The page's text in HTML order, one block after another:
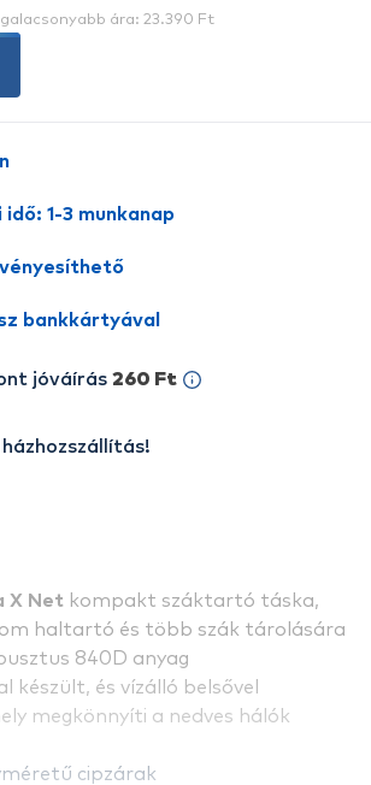
X Net kompakt száktartó táska,
haltartó és több szák tárolására
840D anyag
készült, és vízálló belsővel
megkönnyíti a nedves hálók
cipzárak
1-3 munkanap
bankkártyával
jóváírás 260 Ft
házhozszállítás!
ára: 23.390 Ft